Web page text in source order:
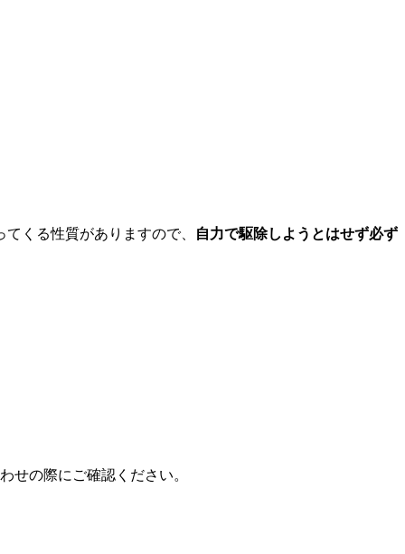
くる性質がありますので、 自力で駆除しようとはせず必ず
せの際にご確認ください。